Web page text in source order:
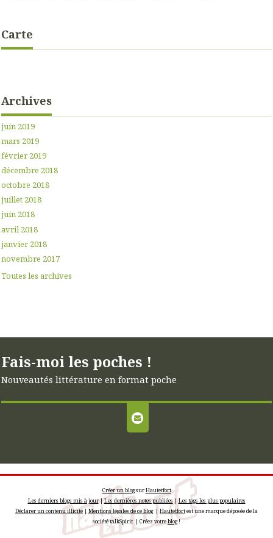
Carte
Archives
juin 2019
mars 2019
février 2019
décembre 2018
octobre 2018
juillet 2018
juin 2018
avril 2018
janvier 2018
novembre 2017
Toutes les archives
Fais-moi les poches !
Nouveautés littérature en format poche
Créer un blogsurHautetfort
Les derniers blogs mis à jour|Les dernières notes publiées |Les tags les plus populaires
Déclarer un contenu illicite|Mentions légales de ce blog| Hautetfortest une marque déposée de la
société talkSpirit | Créez votreblog!